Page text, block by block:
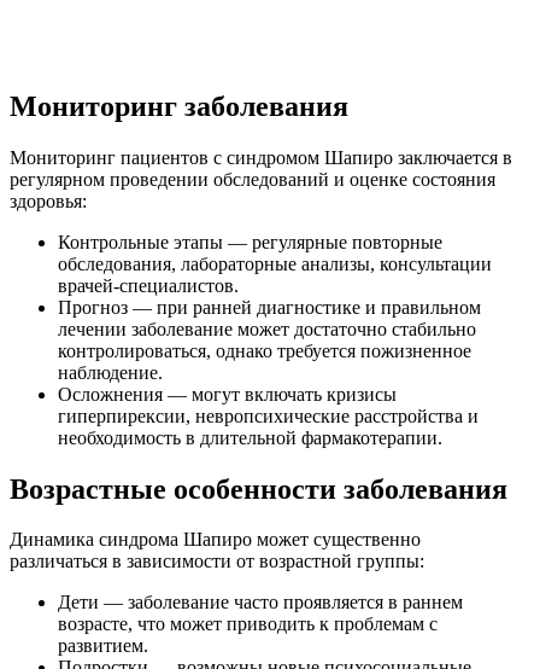
Мониторинг заболевания
Мониторинг пациентов с синдромом Шапиро заключается в
регулярном проведении обследований и оценке состояния
здоровья:
Контрольные этапы — регулярные повторные
обследования, лабораторные анализы, консультации
врачей-специалистов.
Прогноз — при ранней диагностике и правильном
лечении заболевание может достаточно стабильно
контролироваться, однако требуется пожизненное
наблюдение.
Осложнения — могут включать кризисы
гиперпирексии, невропсихические расстройства и
необходимость в длительной фармакотерапии.
Возрастные особенности заболевания
Динамика синдрома Шапиро может существенно
различаться в зависимости от возрастной группы:
Дети — заболевание часто проявляется в раннем
возрасте, что может приводить к проблемам с
развитием.